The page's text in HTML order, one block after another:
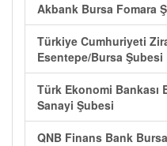
Akbank Bursa Fomara
Türkiye Cumhuriyeti
Esentepe/Bursa Şubesi
Türk Ekonomi Bankası
Sanayi Şubesi
QNB Finans Bank